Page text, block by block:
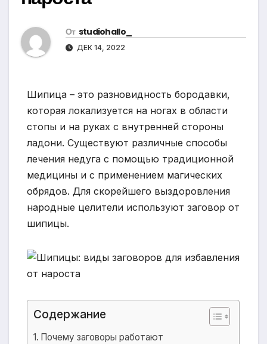
От studiohallo_
ДЕК 14, 2022
Шипица – это разновидность бородавки,
которая локализуется на ногах в области
стопы и на руках с внутренней стороны
ладони. Существуют различные способы
лечения недуга с помощью традиционной
медицины и с применением магических
обрядов. Для скорейшего выздоровления
народные целители используют заговор от
шипицы.
Содержание
Почему заговоры работают